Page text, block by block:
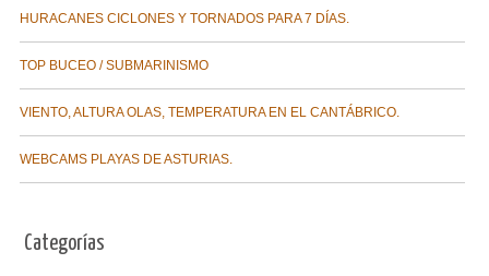
HURACANES CICLONES Y TORNADOS PARA 7 DÍAS.
TOP BUCEO / SUBMARINISMO
VIENTO, ALTURA OLAS, TEMPERATURA EN EL CANTÁBRICO.
WEBCAMS PLAYAS DE ASTURIAS.
Categorías